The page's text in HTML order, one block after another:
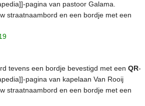
pagina van pastoor Galama.
straatnaambord en een bordje met een
tevens een bordje bevestigd met een QR-
pagina van kapelaan Van Rooij
straatnaambord en een bordje met een